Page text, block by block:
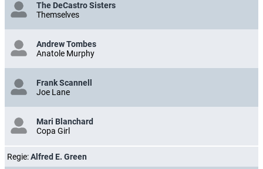
The DeCastro Sisters
Themselves
Andrew Tombes
Anatole Murphy
Frank Scannell
Joe Lane
Mari Blanchard
Copa Girl
Regie:Alfred E. Green